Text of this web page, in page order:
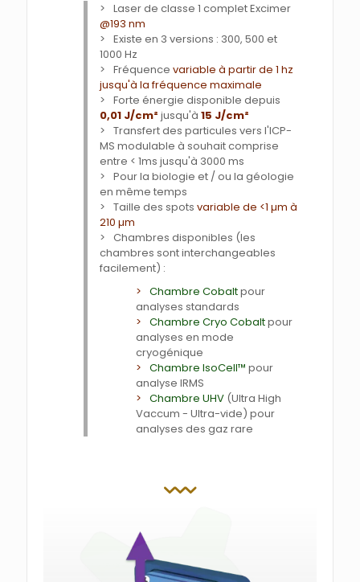
Laser de classe 1 complet Excimer
@193 nm
Existe en 3 versions : 300, 500 et
1000 Hz
Fréquence variable à partir de 1 hz
jusqu'à la fréquence maximale
Forte énergie disponible depuis
0,01 J/cm² jusqu'à 15 J/cm²
Transfert des particules vers l'ICP-
MS modulable à souhait comprise
entre < 1ms jusqu'à 3000 ms
Pour la biologie et / ou la géologie
en même temps
Taille des spots variable de <1 µm à
210 µm
Chambres disponibles (les
chambres sont interchangeables
facilement) :
Chambre Cobaltpour
analyses standards
Chambre Cryo Cobaltpour
analyses en mode
cryogénique
Chambre IsoCell™ pour
analyse IRMS
Chambre UHV (Ultra High
Vaccum - Ultra-vide) pour
analyses des gaz rare